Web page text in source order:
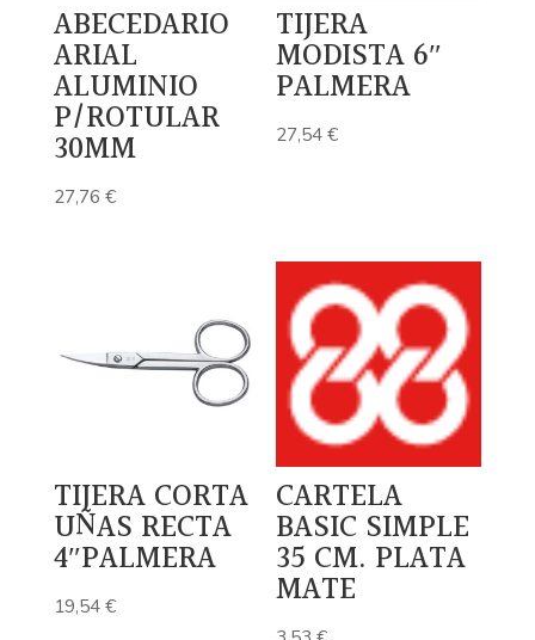
ABECEDARIO
ARIAL
ALUMINIO
P/ROTULAR
30MM
27,76 €
TIJERA
MODISTA 6″
PALMERA
27,54€
TIJERA CORTA
UÑAS RECTA
4″PALMERA
19,54€
CARTELA
BASIC SIMPLE
35 CM. PLATA
MATE